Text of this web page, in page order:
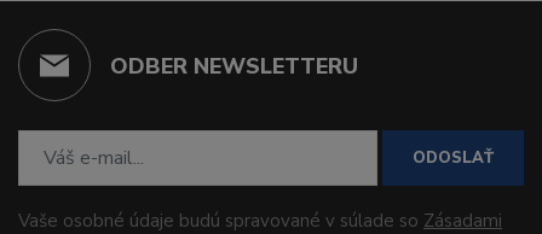
ODBER NEWSLETTERU
ODOSLAŤ
Vaše osobné údaje budú spravované v súlade so Zásadami